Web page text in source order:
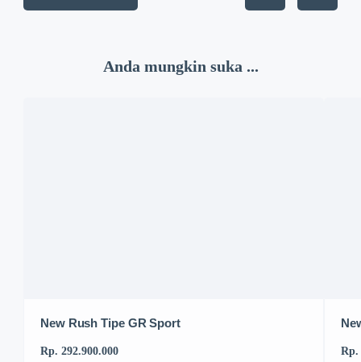
Anda mungkin suka ...
New Rush Tipe GR Sport
Rp. 292.900.000 Rp.